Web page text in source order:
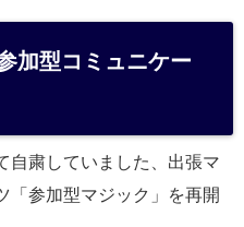
加型コミュニケー
自粛していました、出張マ
「参加型マジック」を再開